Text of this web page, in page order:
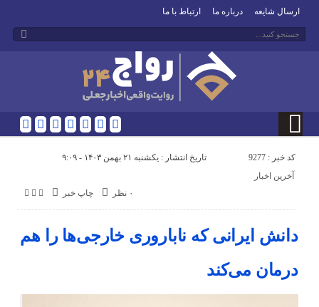
ارسال شایعه درباره ما ارتباط با ما
کد خبر : 9277 تاریخ انتشار : یکشنبه ۲۱ بهمن ۱۴۰۳ - ۹:۰۹
چاپ خبر ۰ نظر
آخرین اخبار
دانش ایرانی که ناباروری خارجی‌ها را هم
درمان می‌کند